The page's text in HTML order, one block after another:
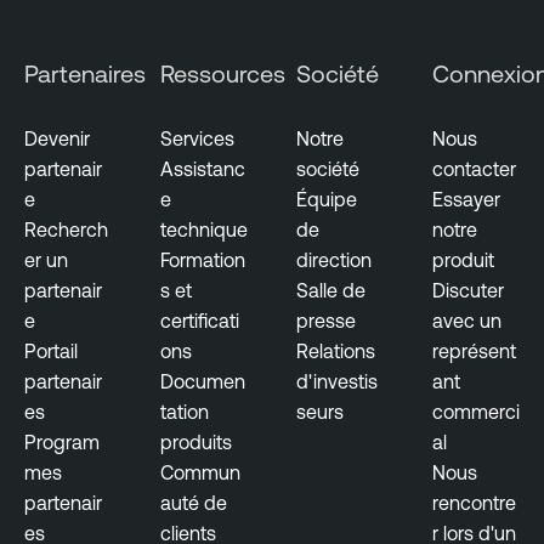
s
k
-
b
a
s
e
d
V
u
n
e
i
i
t
y
M
a
n
a
g
e
m
e
n
t
Partenaires
Devenir
partenair
e
Recherch
er un
partenair
e
Portail
partenair
es
Program
mes
partenair
es
Ressources
Services
Assistanc
e
technique
Formation
s et
certificati
ons
Documen
tation
produits
Commun
auté de
clients
Société
Notre
société
Équipe
de
direction
Salle de
presse
Relations
d'investis
seurs
Nous
contacter
Essayer
notre
produit
Discuter
avec un
représent
ant
commerci
al
Nous
rencontre
r lors d'un